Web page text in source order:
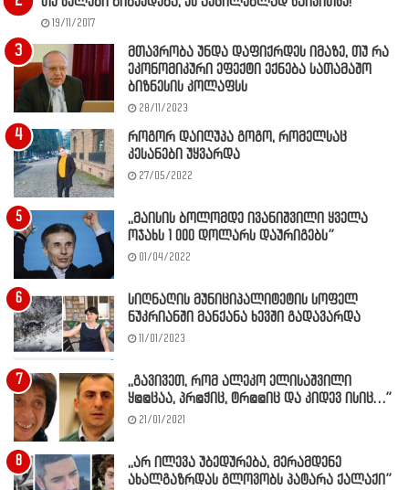
19/11/2017
მთავრობა უნდა დაფიქრდეს იმაზე, თუ რა
ეკონომიკური ეფექტი ექნება სათამაშო
ბიზნესის კოლაფსს
28/11/2023
როგორ დაიღუპა გოგო, რომელსაც
კესანები უყვარდა
27/05/2022
,,მაისის ბოლომდე ივანიშვილი ყველა
ოჯახს 1 000 დოლარს დაურიგებს”
01/04/2022
სიღნაღის მუნიციპალიტეტის სოფელ
ნუკრიანში მანქანა ხევში გადავარდა
11/01/2023
,,გავივეთ, რომ ალეკო ელისაშვილი
ყ@@ცაა, პრ@ჭიც, ტრ@@იც და კიდევ ისიც…”
21/01/2021
,,არ ილევა უბედურება, მერამდენე
ახალგაზრდას გლოვობს პატარა ქალაქი”